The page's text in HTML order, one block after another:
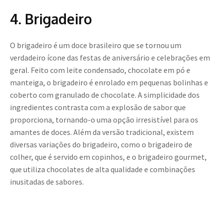
4. Brigadeiro
O brigadeiro é um doce brasileiro que se tornou um
verdadeiro ícone das festas de aniversário e celebrações em
geral. Feito com leite condensado, chocolate em pó e
manteiga, o brigadeiro é enrolado em pequenas bolinhas e
coberto com granulado de chocolate. A simplicidade dos
ingredientes contrasta com a explosão de sabor que
proporciona, tornando-o uma opção irresistível para os
amantes de doces. Além da versão tradicional, existem
diversas variações do brigadeiro, como o brigadeiro de
colher, que é servido em copinhos, e o brigadeiro gourmet,
que utiliza chocolates de alta qualidade e combinações
inusitadas de sabores.